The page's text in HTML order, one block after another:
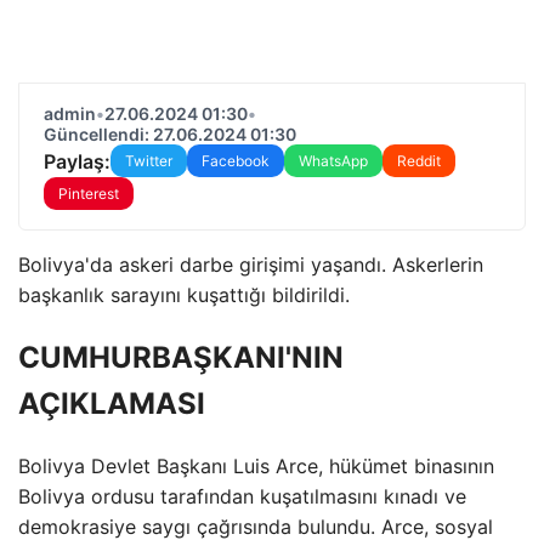
admin•27.06.2024 01:30•
Güncellendi: 27.06.2024 01:30
Paylaş: Twitter Facebook WhatsApp
Reddit
Pinterest
Bolivya'da askeri darbe girişimi yaşandı. Askerlerin
başkanlık sarayını kuşattığı bildirildi.
CUMHURBAŞKANI'NIN
AÇIKLAMASI
Bolivya Devlet Başkanı Luis Arce, hükümet binasının
Bolivya ordusu tarafından kuşatılmasını kınadı ve
demokrasiye saygı çağrısında bulundu. Arce, sosyal